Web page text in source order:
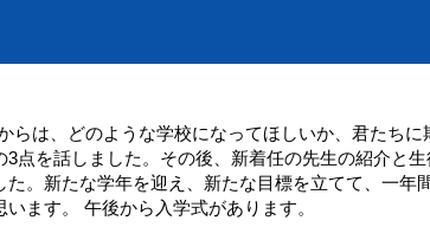
は、どのような学校になってほしいか、君たちに
点を話しました。その後、新着任の先生の紹介と
。新たな学年を迎え、新たな目標を立てて、一年
います。 午後から入学式があります。